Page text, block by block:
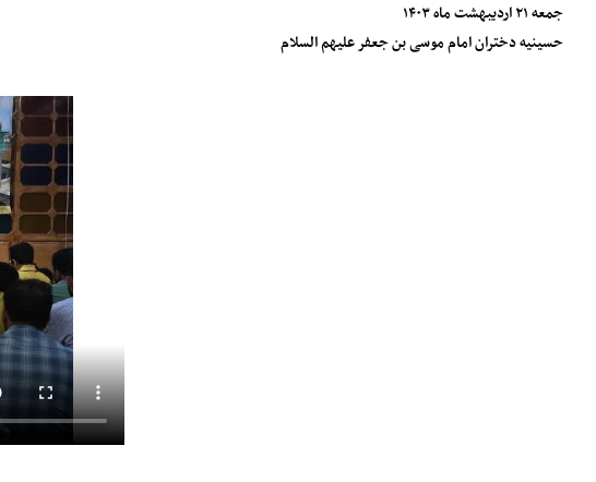
جمعه ۲۱ اردیبهشت ماه ۱۴۰۳
حسینیه دختران امام موسی بن جعفر علیهم السلام